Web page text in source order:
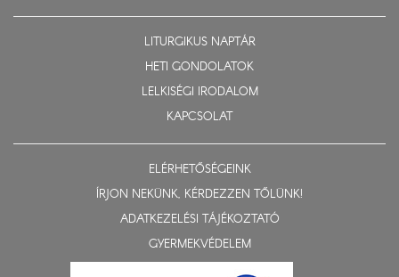
LITURGIKUS NAPTÁR
HETI GONDOLATOK
LELKISÉGI IRODALOM
KAPCSOLAT
ELÉRHETŐSÉGEINK
ÍRJON NEKÜNK, KÉRDEZZEN TŐLÜNK!
ADATKEZELÉSI TÁJÉKOZTATÓ
GYERMEKVÉDELEM